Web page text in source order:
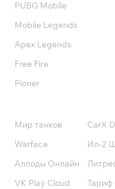
PUBG Mobile
Mobile Legends
Apex Legends
Free Fire
Pioner
Мир танков
Warface
Аллоды Онлайн
VK Play Cloud
CarX
Ил-2
Тариф